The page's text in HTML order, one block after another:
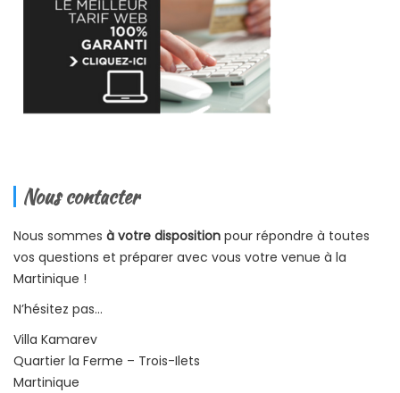
Nous contacter
Nous sommes à votre disposition pour répondre à toutes
vos questions et préparer avec vous votre venue à la
Martinique !
N’hésitez pas…
Villa Kamarev
Quartier la Ferme – Trois-Ilets
Martinique